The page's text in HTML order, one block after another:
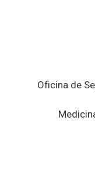
Oficina de